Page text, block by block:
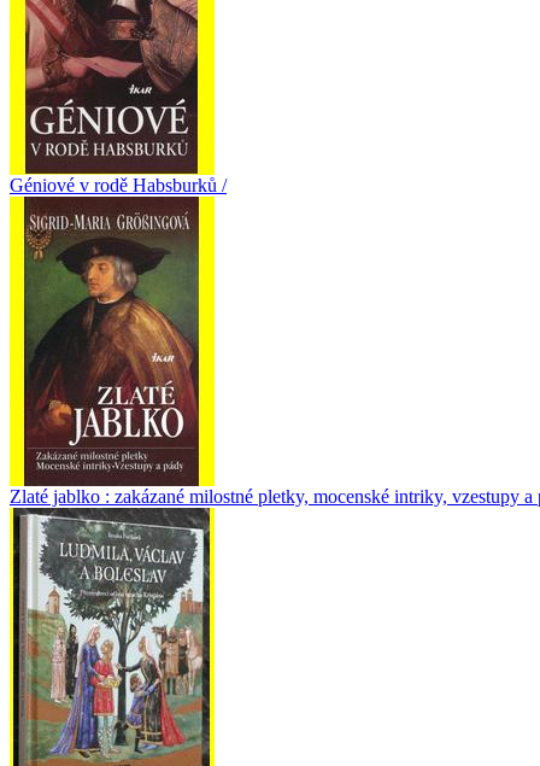
Géniové v rodě Habsburků /
Zlaté jablko : zakázané milostné pletky, mocenské intriky, vzestupy a